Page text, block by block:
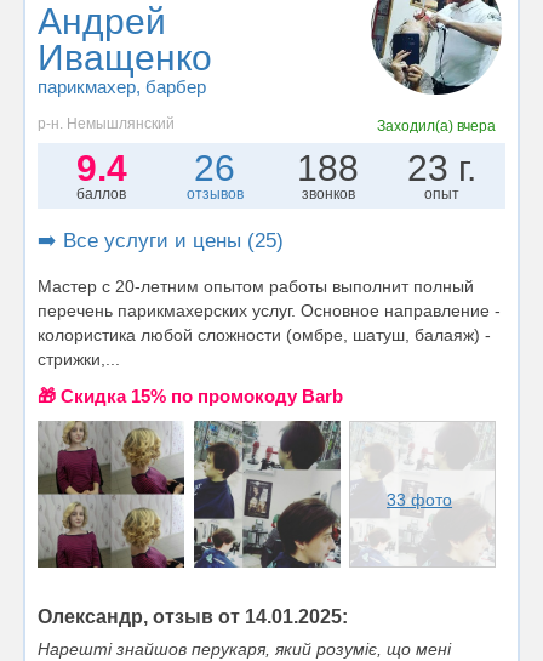
Андрей
Иващенко
парикмахер, барбер
р-н. Немышлянский Заходил(а)вчера
9.4
баллов
26
отзывов
188
звонков
23 г.
опыт
➡️ Все услуги и цены (25)
Мастер с 20-летним опытом работы выполнит полный
перечень парикмахерских услуг. Основное направление -
колористика любой сложности (омбре, шатуш, балаяж) -
стрижки,...
🎁 Cкидка 15% по промокоду Barb
33 фото
Олександр, отзыв от 14.01.2025:
Нарешті знайшов перукаря, який розуміє, що мені